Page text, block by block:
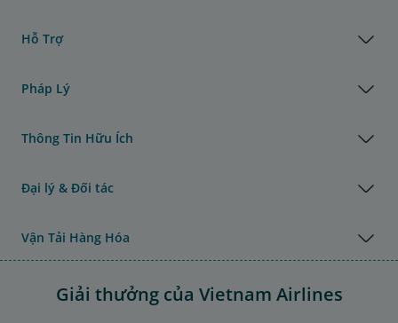
Hỗ Trợ
Pháp Lý
Thông Tin Hữu Ích
Đại lý & Đối tác
Vận Tải Hàng Hóa
Giải thưởng của Vietnam Airlines